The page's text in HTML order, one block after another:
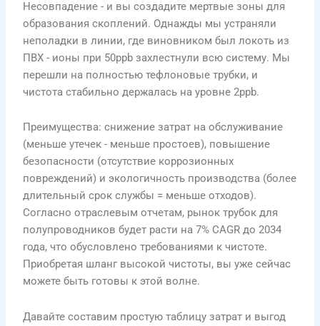
Несовпадение - и вы создадите мертвые зоны для
образования скоплений. Однажды мы устраняли
неполадки в линии, где виновником был локоть из
ПВХ - ионы при 50ppb захлестнули всю систему. Мы
перешли на полностью тефлоновые трубки, и
чистота стабильно держалась на уровне 2ppb.
Преимущества: снижение затрат на обслуживание
(меньше утечек - меньше простоев), повышение
безопасности (отсутствие коррозионных
повреждений) и экологичность производства (более
длительный срок службы = меньше отходов).
Согласно отраслевым отчетам, рынок трубок для
полупроводников будет расти на 7% CAGR до 2034
года, что обусловлено требованиями к чистоте.
Приобретая шланг высокой чистоты, вы уже сейчас
можете быть готовы к этой волне.
Давайте составим простую таблицу затрат и выгод